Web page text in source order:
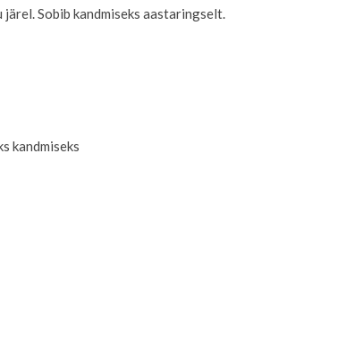
Sobib kandmiseks aastaringselt.
kandmiseks